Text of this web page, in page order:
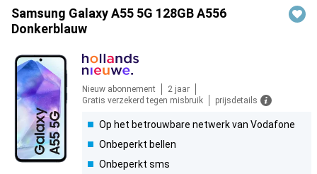
Producten
Samsung Galaxy A55 5G 128GB A556
Donkerblauw
Nieuw abonnement
2 jaar
Gratis verzekerd tegen misbruik
prijsdetails
Op het betrouwbare netwerk van Vodafone
Onbeperkt bellen
Onbeperkt sms